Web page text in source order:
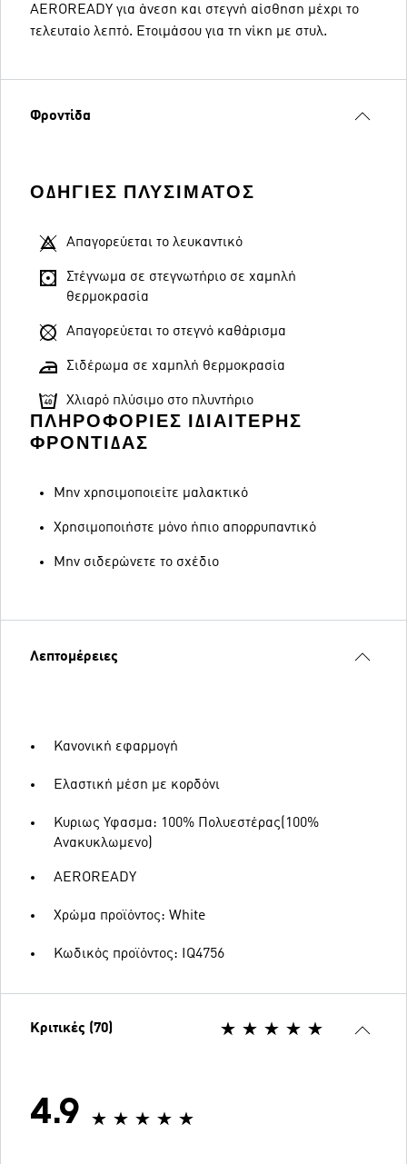
AEROREADY για άνεση και στεγνή αίσθηση μέχρι το
τελευταίο λεπτό. Ετοιμάσου για τη νίκη με στυλ.
Φροντίδα
ΟΔΗΓΊΕΣ ΠΛΥΣΊΜΑΤΟΣ
Απαγορεύεται το λευκαντικό
Στέγνωμα σε στεγνωτήριο σε χαμηλή
θερμοκρασία
Απαγορεύεται το στεγνό καθάρισμα
Σιδέρωμα σε χαμηλή θερμοκρασία
Χλιαρό πλύσιμο στο πλυντήριο
ΠΛΗΡΟΦΟΡΊΕΣ ΙΔΙΑΊΤΕΡΗΣ
ΦΡΟΝΤΊΔΑΣ
Μην χρησιμοποιείτε μαλακτικό
Χρησιμοποιήστε μόνο ήπιο απορρυπαντικό
Μην σιδερώνετε το σχέδιο
Λεπτομέρειες
Κανονική εφαρμογή
Ελαστική μέση με κορδόνι
Κυριως Υφασμα: 100% Πολυεστέρας(100%
Ανακυκλωμενο)
AEROREADY
Χρώμα προϊόντος: White
Κωδικός προϊόντος: IQ4756
Κριτικές (70)
4.9